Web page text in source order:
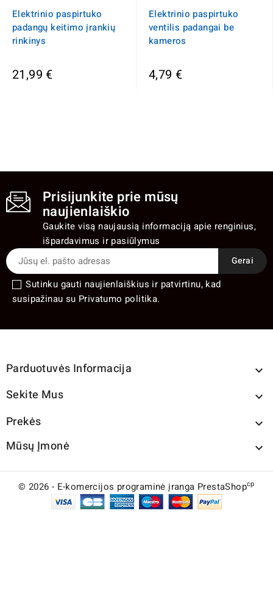
Elektrinio paspirtuko
padangų keitimo įrankių
rinkinys
21,99 €
Elektrinio paspirtuko
ventilis padangai be
kameros
4,79 €
Prisijunkite prie mūsų
naujienlaiškio
Gaukite visą naujausią informaciją apie renginius,
išpardavimus ir pasiūlymus
Sutinku gauti naujienlaiškius ir patvirtinu, kad
susipažinau su Privatumo politika.
Parduotuvės Informacija 
Sekite Mus 
Prekės 
Mūsų Įmonė 
© 2026 - E-komercijos programinė įranga PrestaShopcp